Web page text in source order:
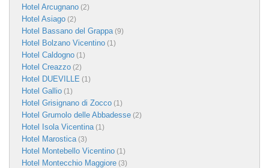
Hotel Arcugnano (2)
Hotel Asiago (2)
Hotel Bassano del Grappa(9)
Hotel Bolzano Vicentino (1)
Hotel Caldogno (1)
Hotel Creazzo (2)
Hotel DUEVILLE (1)
Hotel Gallio (1)
Hotel Grisignano di Zocco (1)
Hotel Grumolo delle Abbadesse (2)
Hotel Isola Vicentina(1)
Hotel Marostica(3)
Hotel Montebello Vicentino (1)
Hotel Montecchio Maggiore (3)